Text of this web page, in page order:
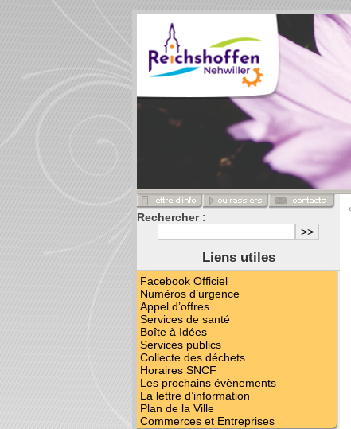
Rechercher :
Liens utiles
Facebook Officiel
Numéros d’urgence
Appel d’offres
Services de santé
Boîte à Idées
Services publics
Collecte des déchets
Horaires SNCF
Les prochains évènements
La lettre d’information
Plan de la Ville
Commerces et Entreprises